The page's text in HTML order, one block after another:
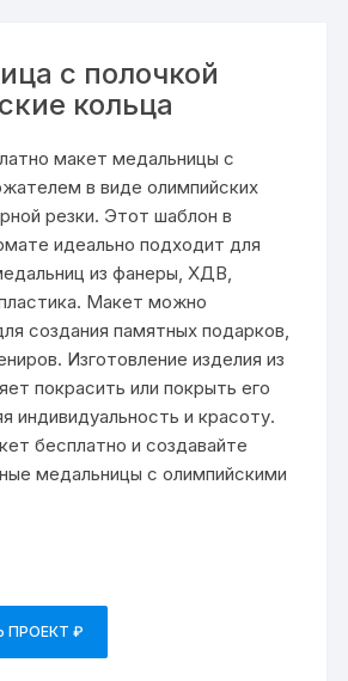
с полочкой
кольца
макет медальницы с
в виде олимпийских
резки. Этот шаблон в
идеально подходит для
из фанеры, ХДВ,
Макет можно
создания памятных подарков,
Изготовление изделия из
покрасить или покрыть его
индивидуальность и красоту.
бесплатно и создавайте
медальницы с олимпийскими
₽